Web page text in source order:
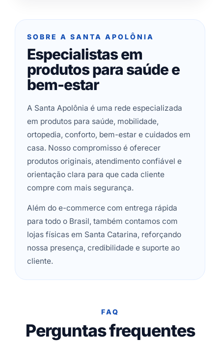
SOBRE A SANTA APOLÔNIA
Especialistas em
produtos para saúde e
bem-estar
A Santa Apolônia é uma rede especializada
em produtos para saúde, mobilidade,
ortopedia, conforto, bem-estar e cuidados em
casa. Nosso compromisso é oferecer
produtos originais, atendimento confiável e
orientação clara para que cada cliente
compre com mais segurança.
Além do e-commerce com entrega rápida
para todo o Brasil, também contamos com
lojas físicas em Santa Catarina, reforçando
nossa presença, credibilidade e suporte ao
cliente.
FAQ
Perguntas frequentes